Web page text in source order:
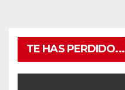
TE HAS PERDIDO...